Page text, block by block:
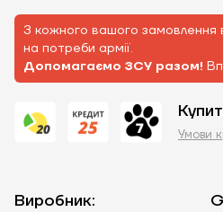
З кожного вашого замовлення
на потреби армії.
Допомагаємо ЗСУ разом!
Умови
Виробник: